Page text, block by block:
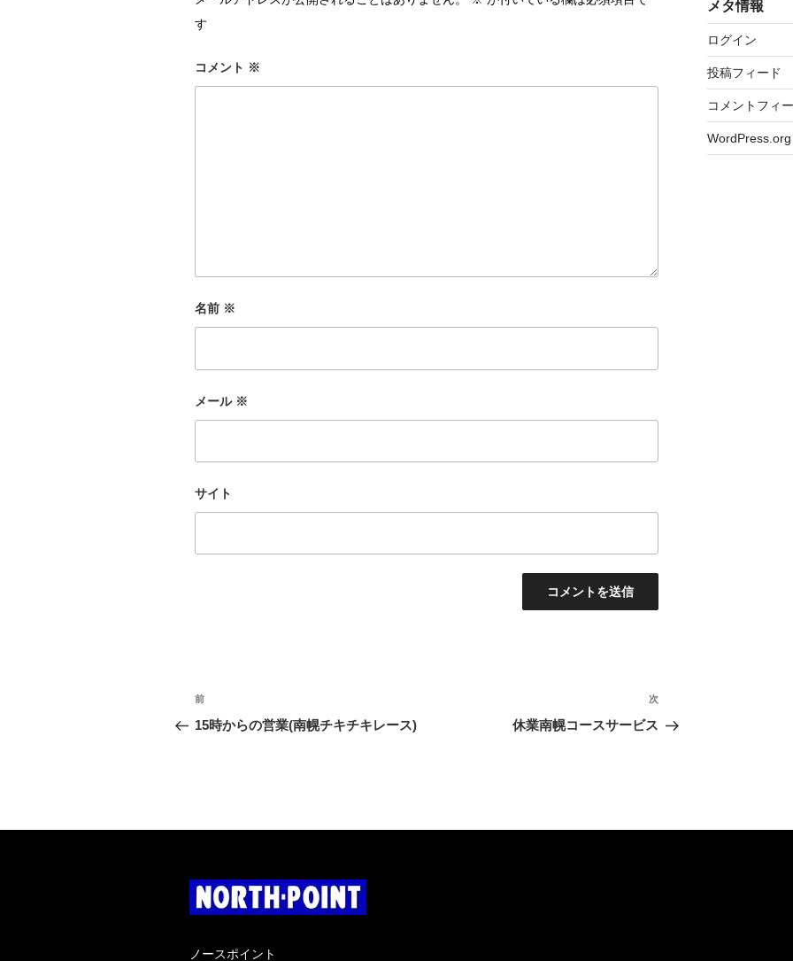
す
コメント ※
名前 ※
メール ※
サイト
投
稿
シ
ョ
ン
過
去
前
15時からの営業(南幌チキチキレース)
次
次
休業南幌コースサービス
メタ情報
ログイン
投稿フィード
コメントフィ
WordPress.org
ノースポイント